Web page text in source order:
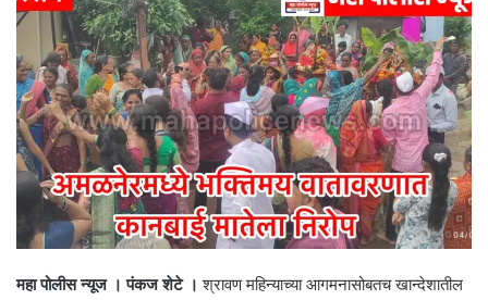
महा पोलीस न्यूज । पंकज शेटे । श्रावण महिन्याच्या आगमनासोबतच खान्देशातील